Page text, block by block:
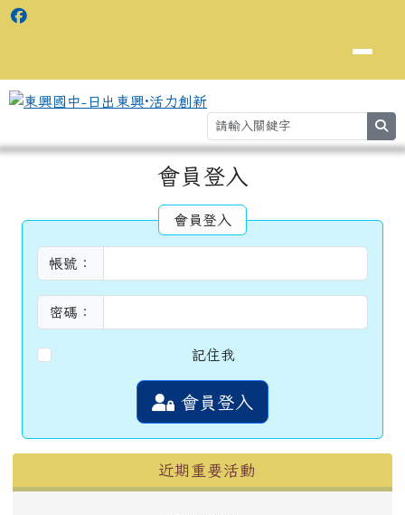
會員登入
會員登入
帳號：
密碼：
記住我
會員登入
近期重要活動